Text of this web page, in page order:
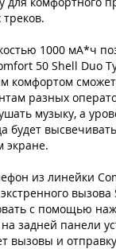
1000 мА*ч
50 Shell Duo
комфортом
разных
музыку, а
будет
экране.
из линейки
вызова
с помощью
задней панели
вызовы и